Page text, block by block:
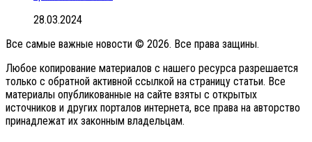
28.03.2024
Все самые важные новости © 2026. Все права защины.
Любое копирование материалов с нашего ресурса разрешается
только с обратной активной ссылкой на страницу статьи. Все
материалы опубликованные на сайте взяты с открытых
источников и других порталов интернета, все права на авторство
принадлежат их законным владельцам.